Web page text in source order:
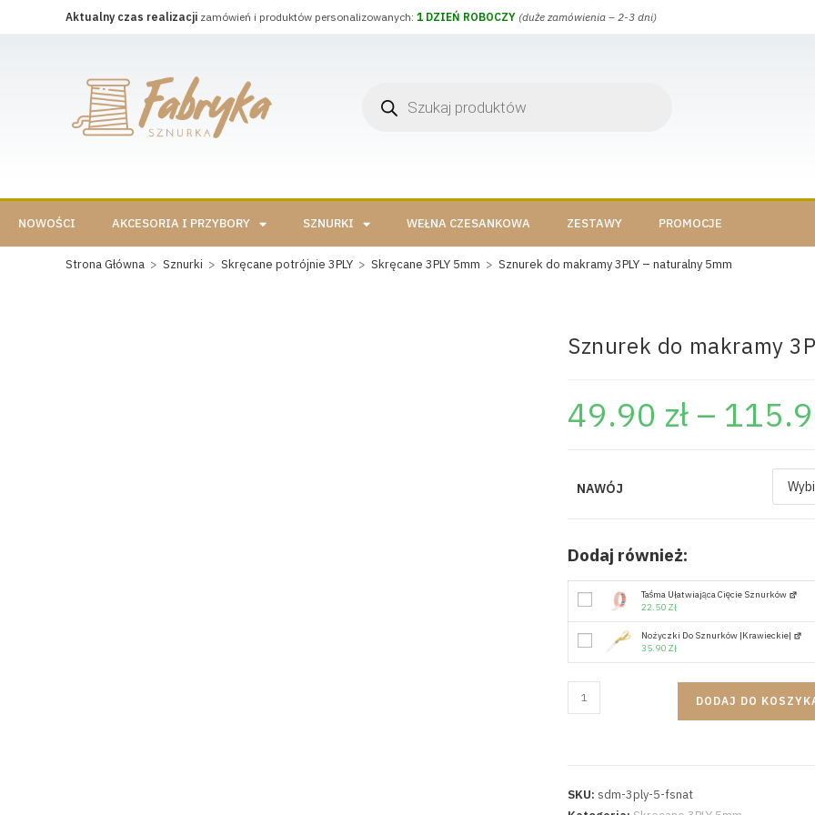
Aktualny czas realizacji zamówień i produktów personalizowanych: 1 DZIEŃ ROBOCZY (duże zamówienia – 2-3 dni)
NOWOŚCI AKCESORIA I PRZYBORY SZNURKI WEŁNA CZESANKOWA ZESTAWY PROMOCJE
Strona Główna > Sznurki > Skręcane potrójnie 3PLY > Skręcane 3PLY 5mm > Sznurek do makramy 3PLY – naturalny 5mm
Sznurek do makramy
49.90 zł –
NAWÓJ
Dodaj również:
Taśma Ułatwiająca Cięcie Sznurków
22.50 Zł
Nożyczki Do Sznurków |krawieckie|
35.90 Zł
DODAJ DO
SKU: sdm-3ply-5-fsnat